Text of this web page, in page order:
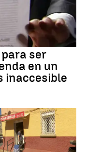
ser
en un
inaccesible